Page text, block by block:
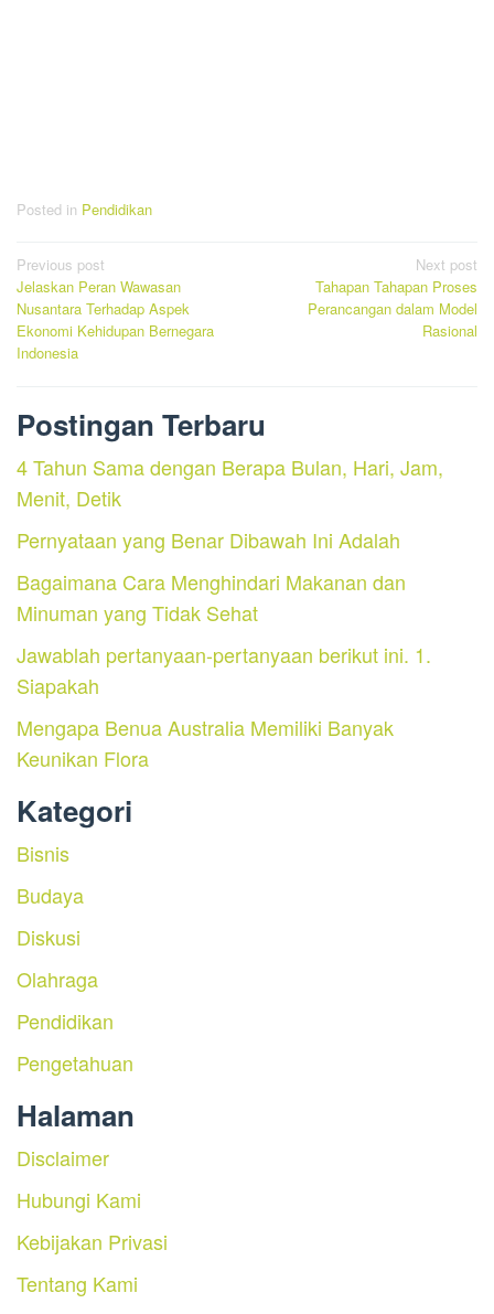
Posted in Pendidikan
Post
navigation
Previous post
Jelaskan Peran Wawasan
Nusantara Terhadap Aspek
Ekonomi Kehidupan Bernegara
Indonesia
Next post
Tahapan Tahapan Proses
Perancangan dalam Model
Rasional
Postingan Terbaru
4 Tahun Sama dengan Berapa Bulan, Hari, Jam,
Menit, Detik
Pernyataan yang Benar Dibawah Ini Adalah
Bagaimana Cara Menghindari Makanan dan
Minuman yang Tidak Sehat
Jawablah pertanyaan-pertanyaan berikut ini. 1.
Siapakah
Mengapa Benua Australia Memiliki Banyak
Keunikan Flora
Kategori
Bisnis
Budaya
Diskusi
Olahraga
Pendidikan
Pengetahuan
Halaman
Disclaimer
Hubungi Kami
Kebijakan Privasi
Tentang Kami